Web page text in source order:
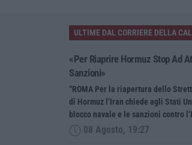
ULTIME DAL CORRIERE DELLA
«Per Riaprire Hormuz Stop Ad
Sanzioni»
“ROMA Per la riapertura dello
di Hormuz l’Iran chiede agli Stati
blocco navale e le sanzioni contro
08 Agosto, 19:27